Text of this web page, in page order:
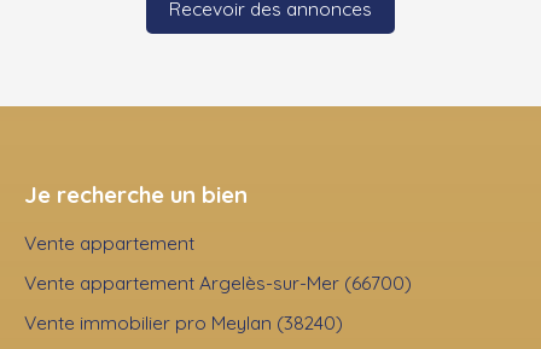
Recevoir des annonces
Je recherche un bien
Vente appartement
Vente appartement Argelès-sur-Mer (66700)
Vente immobilier pro Meylan (38240)